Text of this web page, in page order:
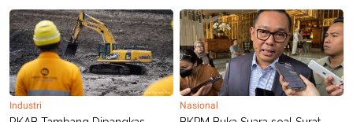
Industri Nasional